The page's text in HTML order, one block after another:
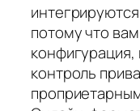
потому что
контроль